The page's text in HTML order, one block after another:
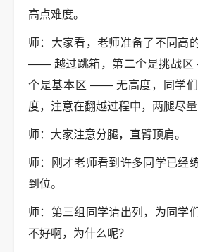
高点难度。
师：大家看，老师准备了不同高
—— 越过跳箱，第二个是挑战
个是基本区 —— 无高度，同学
度，注意在翻越过程中，两腿尽量
师：大家注意分腿，直臂顶肩。
师：刚才老师看到许多同学已经
到位。
师：第三组同学请出列，为同学
不好啊，为什么呢？